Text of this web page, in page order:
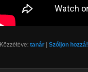
Közzétéve: tanár Szóljon hozzá!